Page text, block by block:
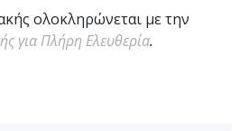
ολοκληρώνεται με την
για Πλήρη Ελευθερία.